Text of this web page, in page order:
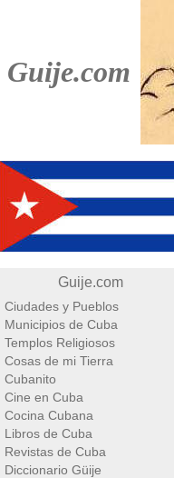
Guije.com
Guije.com
Ciudades y Pueblos
Municipios de Cuba
Templos Religiosos
Cosas de mi Tierra
Cubanito
Cine en Cuba
Cocina Cubana
Libros de Cuba
Revistas de Cuba
Diccionario Güije